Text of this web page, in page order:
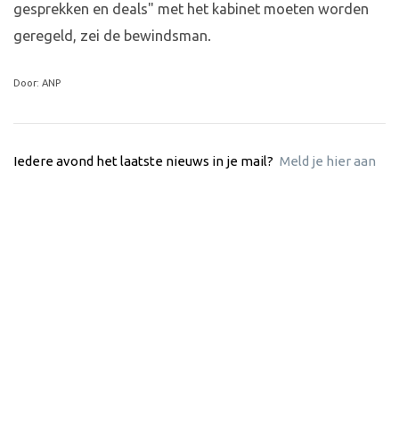
gesprekken en deals" met het kabinet moeten worden
geregeld, zei de bewindsman.
Door: ANP
Iedere avond het laatste nieuws in je mail? Meld je hier aan